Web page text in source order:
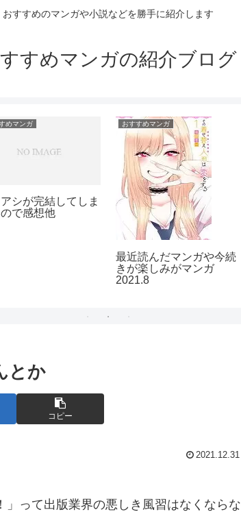
おすすめのマンガや小説などを勝手に紹介します
すめマンガの紹介ブログ
めマンガ
シが完結してしま
で感想他
おすすめマンガ
最近読んだマンガや今続
きが楽しみがマンガ
2021.8
とか
コピー
2021.12.31
」って出版業界の悪しき風習はなくならな